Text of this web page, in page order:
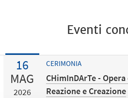
Eventi
16
MAG
2026
CERIMONIA
CHimInDArTe -
Reazione e Creazione